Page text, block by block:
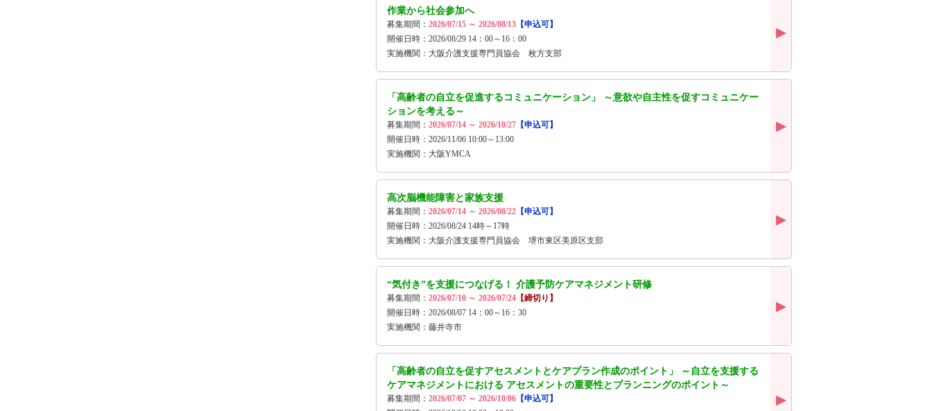
作業から社会参加へ
募集期間： 2026/07/15 ～ 2026/08/13 【申込可】
開催日時：2026/08/29 14：00～16：00
実施機関：大阪介護支援専門員協会 枚方支部
「高齢者の自立を促進するコミュニケーション」 ～意欲や自主性を促すコミュニケー
ションを考える～
募集期間： 2026/07/14 ～ 2026/10/27 【申込可】
開催日時：2026/11/06 10:00～13:00
実施機関：大阪YMCA
高次脳機能障害と家族支援
募集期間： 2026/07/14 ～ 2026/08/22 【申込可】
開催日時：2026/08/24 14時～17時
実施機関：大阪介護支援専門員協会 堺市東区美原区支部
“気付き”を支援につなげる！ 介護予防ケアマネジメント研修
募集期間： 2026/07/10 ～ 2026/07/24 【締切り】
開催日時：2026/08/07 14：00～16：30
実施機関：藤井寺市
「高齢者の自立を促すアセスメントとケアプラン作成のポイント」 ～自立を支援する
ケアマネジメントにおける アセスメントの重要性とプランニングのポイント～
募集期間： 2026/07/07 ～ 2026/10/06 【申込可】